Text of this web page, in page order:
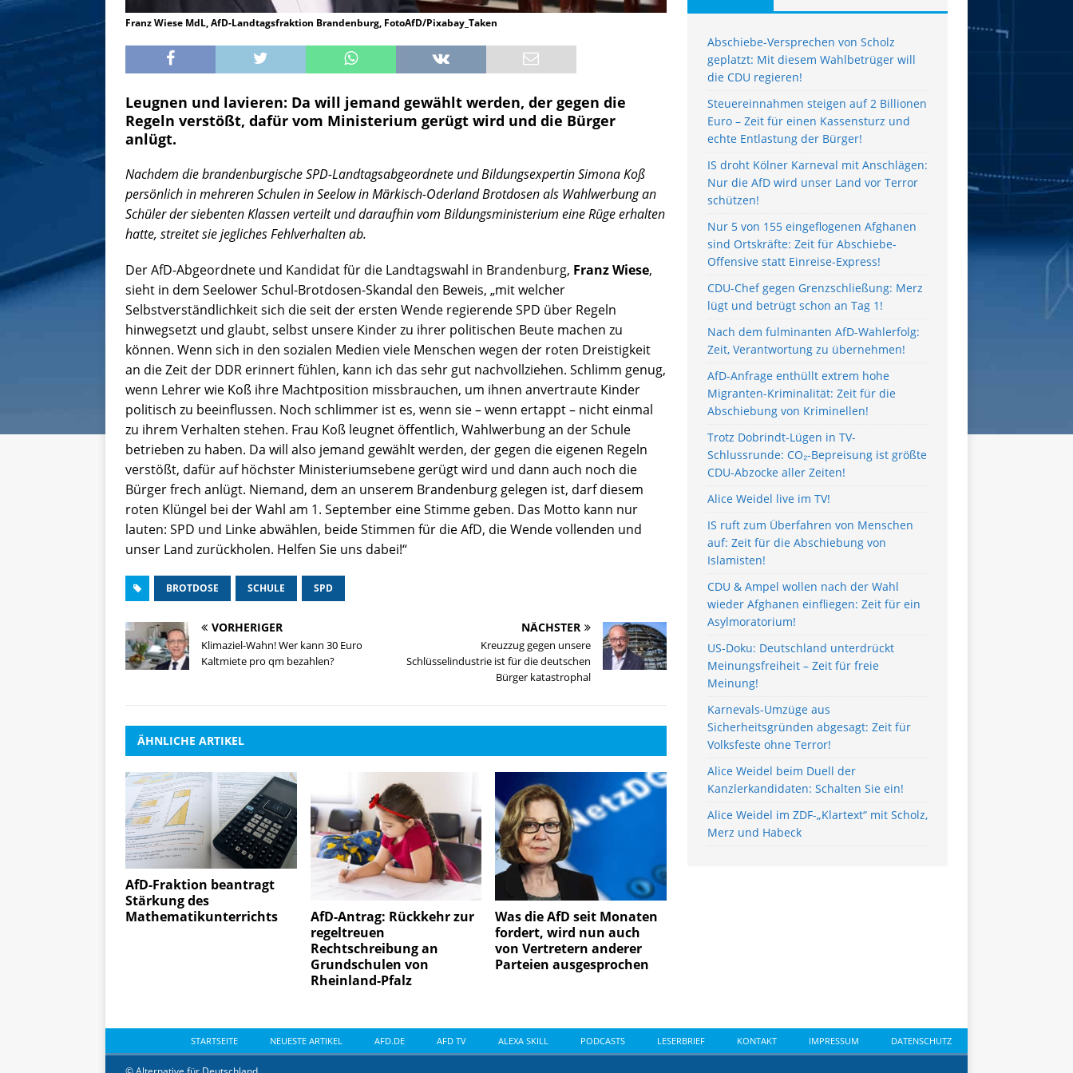
Franz Wiese MdL, AfD-Landtagsfraktion Brandenburg, FotoAfD/Pixabay_Taken
Leugnen und lavieren: Da will jemand gewählt werden, der gegen die
Regeln verstößt, dafür vom Ministerium gerügt wird und die Bürger
anlügt.
Nachdem die brandenburgische SPD-Landtagsabgeordnete und Bildungsexpertin Simona Koß
persönlich in mehreren Schulen in Seelow in Märkisch-Oderland Brotdosen als Wahlwerbung an
Schüler der siebenten Klassen verteilt und daraufhin vom Bildungsministerium eine Rüge erhalten
hatte, streitet sie jegliches Fehlverhalten ab.
Der AfD-Abgeordnete und Kandidat für die Landtagswahl in Brandenburg, Franz Wiese,
sieht in dem Seelower Schul-Brotdosen-Skandal den Beweis, „mit welcher
Selbstverständlichkeit sich die seit der ersten Wende regierende SPD über Regeln
hinwegsetzt und glaubt, selbst unsere Kinder zu ihrer politischen Beute machen zu
können. Wenn sich in den sozialen Medien viele Menschen wegen der roten Dreistigkeit
an die Zeit der DDR erinnert fühlen, kann ich das sehr gut nachvollziehen. Schlimm genug,
wenn Lehrer wie Koß ihre Machtposition missbrauchen, um ihnen anvertraute Kinder
politisch zu beeinflussen. Noch schlimmer ist es, wenn sie – wenn ertappt – nicht einmal
zu ihrem Verhalten stehen. Frau Koß leugnet öffentlich, Wahlwerbung an der Schule
betrieben zu haben. Da will also jemand gewählt werden, der gegen die eigenen Regeln
verstößt, dafür auf höchster Ministeriumsebene gerügt wird und dann auch noch die
Bürger frech anlügt. Niemand, dem an unserem Brandenburg gelegen ist, darf diesem
roten Klüngel bei der Wahl am 1. September eine Stimme geben. Das Motto kann nur
lauten: SPD und Linke abwählen, beide Stimmen für die AfD, die Wende vollenden und
unser Land zurückholen. Helfen Sie uns dabei!“
BROTDOSE SCHULE SPD
VORHERIGER
Klimaziel-Wahn! Wer kann 30 Euro
Kaltmiete pro qm bezahlen?
NÄCHSTER
Kreuzzug gegen unsere
Schlüsselindustrie ist für die deutschen
Bürger katastrophal
ÄHNLICHE ARTIKEL
AfD-Fraktion beantragt
Stärkung des
Mathematikunterrichts
AfD-Antrag: Rückkehr zur
regeltreuen
Rechtschreibung an
Grundschulen von
Rheinland-Pfalz
Was die AfD seit Monaten
fordert, wird nun auch
von Vertretern anderer
Parteien ausgesprochen
Abschiebe-Versprechen von Scholz
geplatzt: Mit diesem Wahlbetrüger will
die CDU regieren!
Steuereinnahmen steigen auf 2 Billionen
Euro – Zeit für einen Kassensturz und
echte Entlastung der Bürger!
IS droht Kölner Karneval mit Anschlägen:
Nur die AfD wird unser Land vor Terror
schützen!
Nur 5 von 155 eingeflogenen Afghanen
sind Ortskräfte: Zeit für Abschiebe-
Offensive statt Einreise-Express!
CDU-Chef gegen Grenzschließung: Merz
lügt und betrügt schon an Tag 1!
Nach dem fulminanten AfD-Wahlerfolg:
Zeit, Verantwortung zu übernehmen!
AfD-Anfrage enthüllt extrem hohe
Migranten-Kriminalität: Zeit für die
Abschiebung von Kriminellen!
Trotz Dobrindt-Lügen in TV-
Schlussrunde: CO₂-Bepreisung ist größte
CDU-Abzocke aller Zeiten!
Alice Weidel live im TV!
IS ruft zum Überfahren von Menschen
auf: Zeit für die Abschiebung von
Islamisten!
CDU & Ampel wollen nach der Wahl
wieder Afghanen einfliegen: Zeit für ein
Asylmoratorium!
US-Doku: Deutschland unterdrückt
Meinungsfreiheit – Zeit für freie
Meinung!
Karnevals-Umzüge aus
Sicherheitsgründen abgesagt: Zeit für
Volksfeste ohne Terror!
Alice Weidel beim Duell der
Kanzlerkandidaten: Schalten Sie ein!
Alice Weidel im ZDF-„Klartext“ mit Scholz,
Merz und Habeck
STARTSEITE NEUESTE ARTIKEL AFD.DE AFD TV ALEXA SKILL PODCASTS LESERBRIEF KONTAKT IMPRESSUM DATENSCHUTZ